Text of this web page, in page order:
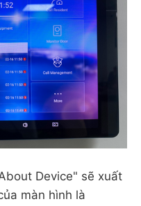
Device" sẽ xuất
màn hình là